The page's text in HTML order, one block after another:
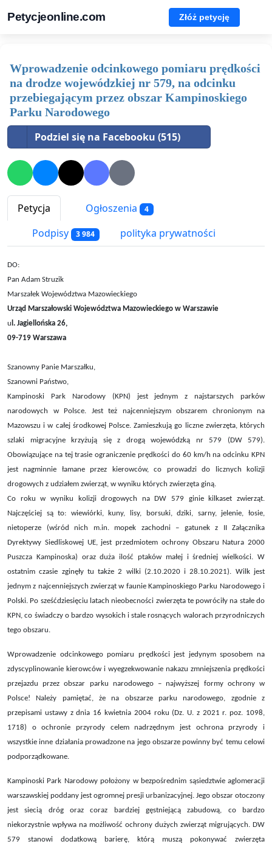
Petycjeonline.com Złóż petycję
Wprowadzenie odcinkowego pomiaru prędkości
na drodze wojewódzkiej nr 579, na odcinku
przebiegającym przez obszar Kampinoskiego
Parku Narodowego
Podziel się na Facebooku (515)
Petycja Ogłoszenia 4
Podpisy 3 984 polityka prywatności
DO:
Pan Adam Struzik
Marszałek Województwa Mazowieckiego
Urząd Marszałowski Województwa Mazowieckiego w Warszawie
u l. Jagiellońska 26,
09-719 Warszawa
Szanowny Panie Marszałku,
Szanowni Państwo,
Kampinoski Park Narodowy (KPN) jest jednym z najstarszych parków
narodowych w Polsce. Jest też najcenniejszym obszarem chronionym na
Mazowszu i w całej środkowej Polsce. Zamieszkują go liczne zwierzęta, których
szlaki migracyjne krzyżują się z drogą wojewódzką nr 579 (DW 579).
Obowiązujące na tej trasie ograniczenie prędkości do 60 km/h na odcinku KPN
jest nagminnie łamane przez kierowców, co prowadzi do licznych kolizji
drogowych z udziałem zwierząt, w wyniku których zwierzęta giną.
Co roku w wyniku kolizji drogowych na DW 579 ginie kilkaset zwierząt.
Najczęściej są to: wiewiórki, kuny, lisy, borsuki, dziki, sarny, jelenie, łosie,
nietoperze (wśród nich m.in. mopek zachodni – gatunek z II Załącznika
Dyrektywy Siedliskowej UE, jest przedmiotem ochrony Obszaru Natura 2000
Puszcza Kampinoska) oraz duża ilość ptaków małej i średniej wielkości. W
ostatnim czasie zginęły tu także 2 wilki (2.10.2020 i 28.10.2021). Wilk jest
jednym z najcenniejszych zwierząt w faunie Kampinoskiego Parku Narodowego i
Polski. Po sześćdziesięciu latach nieobecności zwierzęta te powróciły na stałe do
KPN, co świadczy o bardzo wysokich i stale rosnących walorach przyrodniczych
tego obszaru.
Wprowadzenie odcinkowego pomiaru prędkości jest jedynym sposobem na
zdyscyplinowanie kierowców i wyegzekwowanie nakazu zmniejszenia prędkości
przejazdu przez obszar parku narodowego – najwyższej formy ochrony w
Polsce! Należy pamiętać, że na obszarze parku narodowego, zgodnie z
przepisami ustawy z dnia 16 kwietnia 2004 roku (Dz. U. z 2021 r. poz. 1098,
1718) o ochronie przyrody celem nadrzędnym jest ochrona przyrody i
wszystkie inne działania prowadzone na jego obszarze powinny być temu celowi
podporządkowane.
Kampinoski Park Narodowy położony w bezpośrednim sąsiedztwie aglomeracji
warszawskiej poddany jest ogromnej presji urbanizacyjnej. Jego obszar otoczony
jest siecią dróg oraz coraz bardziej gęstniejącą zabudową, co bardzo
niekorzystnie wpływa na możliwość ochrony dużych zwierząt migrujących. DW
579 stanowi dodatkową barierę, którą muszą pokonywać zwierzęta